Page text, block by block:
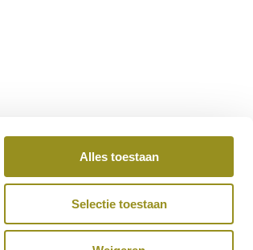
Alles toestaan
Selectie toestaan